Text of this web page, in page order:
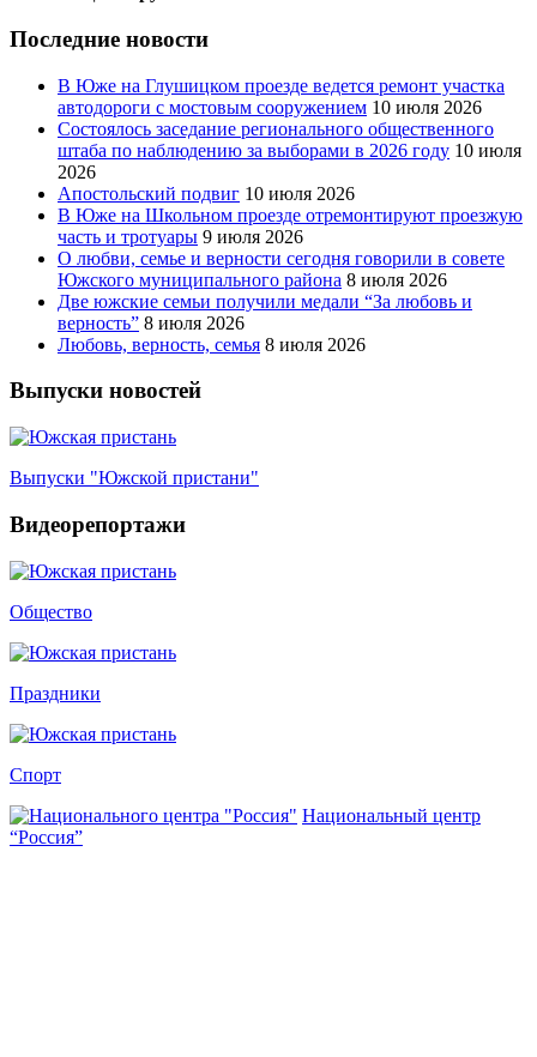
Последние новости
В Юже на Глушицком проезде ведется ремонт участка
автодороги с мостовым сооружением 10 июля 2026
Состоялось заседание регионального общественного
штаба по наблюдению за выборами в 2026 году 10 июля
2026
Апостольский подвиг 10 июля 2026
В Юже на Школьном проезде отремонтируют проезжую
часть и тротуары 9 июля 2026
О любви, семье и верности сегодня говорили в совете
Южского муниципального района 8 июля 2026
Две южские семьи получили медали “За любовь и
верность” 8 июля 2026
Любовь, верность, семья 8 июля 2026
Выпуски новостей
Выпуски "Южской пристани"
Видеорепортажи
Общество
Праздники
Спорт
Национальный центр
“Россия”